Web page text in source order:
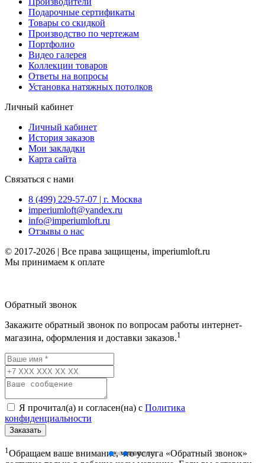
Подарочные сертификаты
Товары со скидкой
Производство по чертежам
Портфолио
Видео галерея
Коллекции товаров
Ответы на вопросы
Установка натяжных потолков
Личный кабинет
Личный кабинет
История заказов
Мои закладки
Карта сайта
Связаться с нами
8 (499) 229-57-07 | г. Москва
imperiumloft@yandex.ru
info@imperiumloft.ru
Отзывы о нас
© 2017-2026 | Все права защищены, imperiumloft.ru
Мы принимаем к оплате
Обратный звонок
Закажите обратный звонок по вопросам работы интернет-
магазина, оформления и доставки заказов.1
Я прочитал(а) и согласен(на) с Политика
конфиденциальности
Заказать
1Обращаем ваше внимание, что услуга «Обратный звонок»